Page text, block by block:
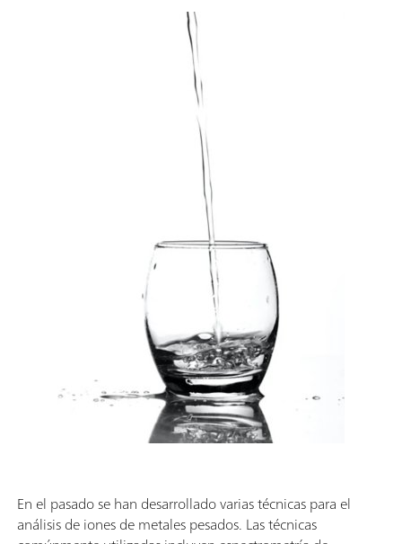
En el pasado se han desarrollado varias técnicas para el
análisis de iones de metales pesados. Las técnicas